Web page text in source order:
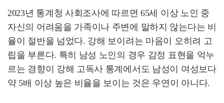
2023년 통계청 사회조사에 따르면 65세 이상 노인 중
자신의 어려움을 가족이나 주변에 말하지 않는다는 비
율이 절반을 넘었다. 강해 보이려는 마음이 오히려 고
립을 부른다. 특히 남성 노인의 경우 감정 표현을 억누
르는 경향이 강해 고독사 통계에서도 남성이 여성보다
약 5배 이상 높은 비율을 보이는 것은 우연이 아니다.